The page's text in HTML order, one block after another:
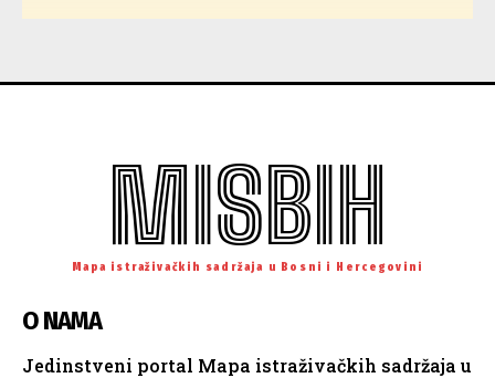
MISBIH
Mapa istraživačkih sadržaja u Bosni i Hercegovini
O NAMA
Jedinstveni portal Mapa istraživačkih sadržaja u